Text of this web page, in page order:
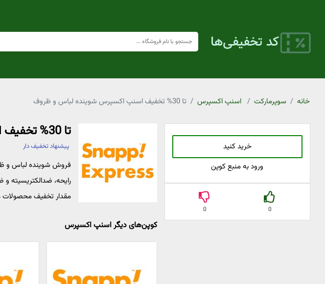
خانه سوپرمارکت اسنپ اکسپرس تا 30% تخفیف اسنپ اکسپرس شوینده لباس و ظروف
خرید کنید
ورود به منبع کوپن
0
0
تا 30% تخفیف اسنپ اکسپرس شوینده لباس و ظروف
پیشنهاد تخفیف دار
فروش شوینده لباس و
مقدار تخفیف محصولات
کوپن‌های دیگر اسنپ اکسپرس